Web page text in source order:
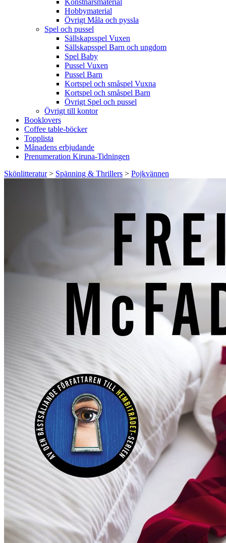
Konstnärsmaterial
Hobbymaterial
Övrigt Måla och pyssla
Spel och pussel
Sällskapsspel Vuxen
Sällskapsspel Barn och ungdom
Spel Baby
Pussel Vuxen
Pussel Barn
Kortspel och småspel Vuxna
Kortspel och småspel Barn
Övrigt Spel och pussel
Övrigt till kontor
Booklovers
Coffee table-böcker
Topplista
Månadens erbjudande
Prenumeration Kiruna-Tidningen
Skönlitteratur> Spänning & Thrillers > Pojkvännen